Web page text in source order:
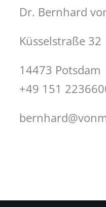
Dr. Bernhard
Küsselstraße 32
14473 Potsdam
+49 151